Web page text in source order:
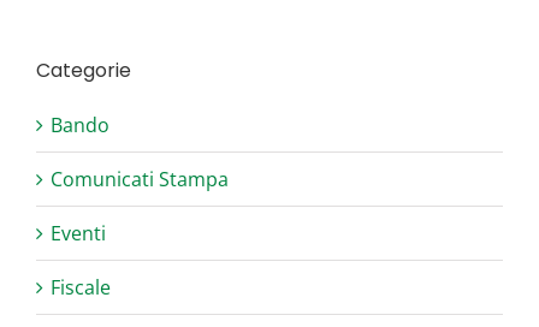
Categorie
Bando
Comunicati Stampa
Eventi
Fiscale